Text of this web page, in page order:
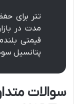
تتر برای
مدت در
قیمتی
پتانسیل